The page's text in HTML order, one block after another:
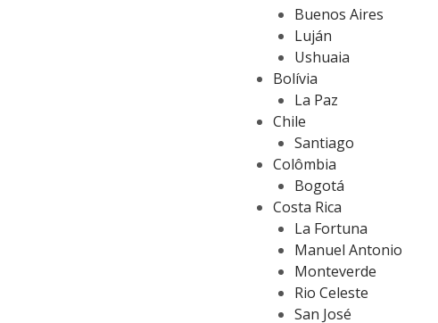
Buenos Aires
Luján
Ushuaia
Bolívia
La Paz
Chile
Santiago
Colômbia
Bogotá
Costa Rica
La Fortuna
Manuel Antonio
Monteverde
Rio Celeste
San José